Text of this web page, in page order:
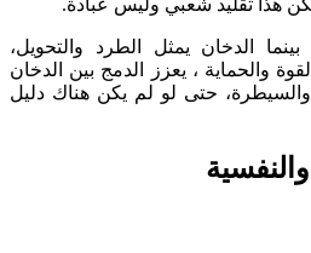
بينما الدخان يمثل الطرد والتحويل،
والحماية ، يعزز الدمج بين الدخان
حتى لو لم يكن هناك دليل